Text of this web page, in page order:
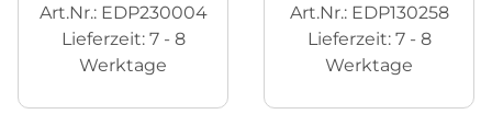
Art.Nr.: EDP230004
Lieferzeit: 7 - 8
Werktage
Art.Nr.: EDP130258
Lieferzeit: 7 - 8
Werktage